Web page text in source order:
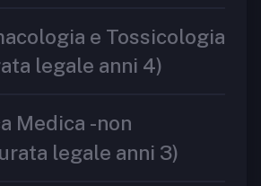
e Tossicologia
legale anni 4)
Medica -non
legale anni 3)